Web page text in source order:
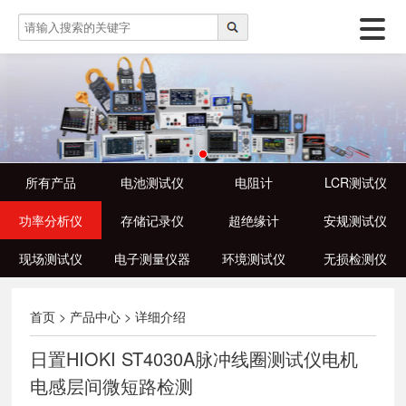
所有产品 电池测试仪 电阻计 LCR测试仪
功率分析仪 存储记录仪 超绝缘计 安规测试仪
现场测试仪 电子测量仪器 环境测试仪 无损检测仪
首页 > 产品中心 >详细介绍
日置HIOKI ST4030A脉冲线圈测试仪电机
电感层间微短路检测